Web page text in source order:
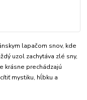
lapačom snov, kde
uzol zachytáva zlé sny,
krásne prechádzajú
mystiku, hĺbku a